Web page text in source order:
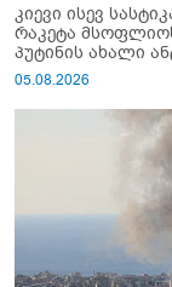
კიევი ისევ
რაკეტა
პუტინის ახალი
05.08.2026